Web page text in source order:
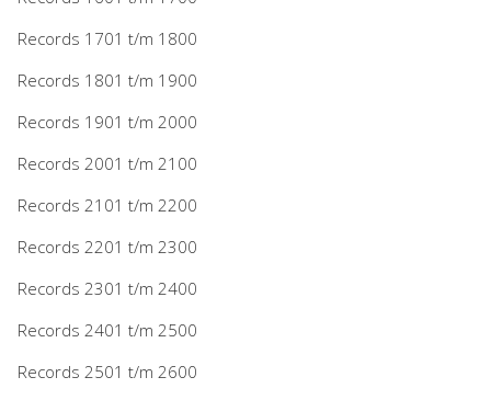
Records 1701 t/m 1800
Records 1801 t/m 1900
Records 1901 t/m 2000
Records 2001 t/m 2100
Records 2101 t/m 2200
Records 2201 t/m 2300
Records 2301 t/m 2400
Records 2401 t/m 2500
Records 2501 t/m 2600